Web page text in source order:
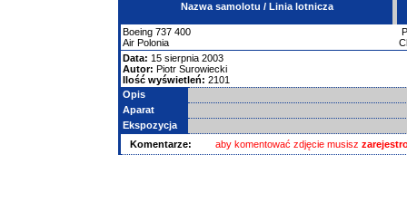
Nazwa samolotu / Linia lotnicza
Boeing 737 400
Air Polonia
Data: 15 sierpnia 2003
Autor: Piotr Surowiecki
Ilość wyświetleń: 2101
Opis
Aparat
Ekspozycja
Komentarze:
aby komentować zdjęcie musisz